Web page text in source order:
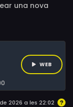
una nova
plat
del poble
i de
de Palamós
passant
la
WEB
2026 a les 22:02